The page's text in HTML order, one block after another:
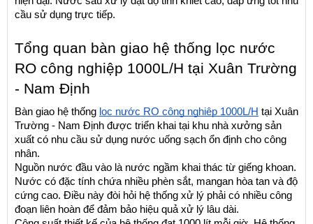
cầu sử dụng trực tiếp.
Tổng quan bàn giao hệ thống lọc nước
RO công nghiệp 1000L/H tại Xuân Trường
- Nam Định
Bàn giao hệ thống lọc nước RO công nghiệp 1000L/H tại Xuân
Trường - Nam Định được triển khai tại khu nhà xưởng sản
xuất có nhu cầu sử dụng nước uống sạch ổn định cho công
nhân.
Nguồn nước đầu vào là nước ngầm khai thác từ giếng khoan.
Nước có đặc tính chứa nhiều phèn sắt, mangan hòa tan và độ
cứng cao. Điều này đòi hỏi hệ thống xử lý phải có nhiều công
đoạn liên hoàn để đảm bảo hiệu quả xử lý lâu dài.